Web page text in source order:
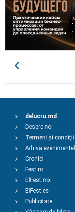
delucru.md
Despre noi
Termeni și condiții
Arhiva
Cronici
Fest.ro
ElFest.mx
ElFest.es
Publicitate